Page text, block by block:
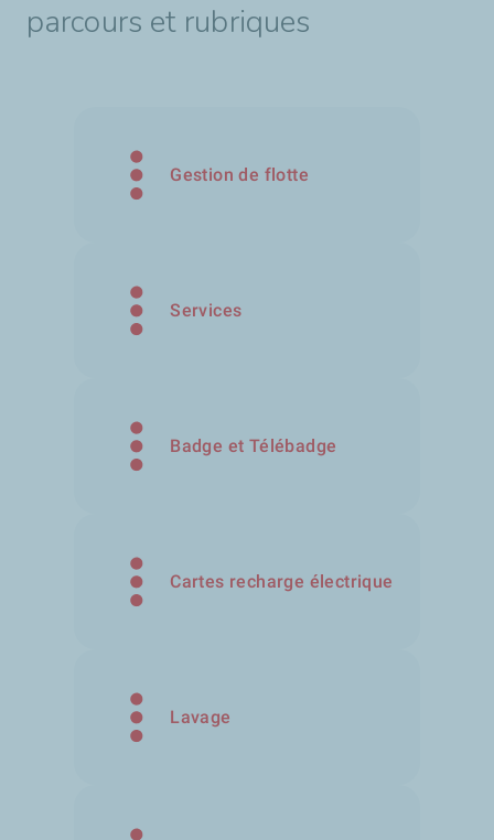
parcours et rubriques
Gestion de flotte
Services
Badge et Télébadge
Cartes recharge électrique
Lavage